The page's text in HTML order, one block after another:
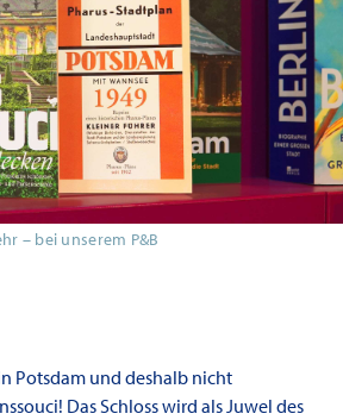
– bei unserem P&B
Potsdam und deshalb nicht
Das Schloss wird als Juwel des